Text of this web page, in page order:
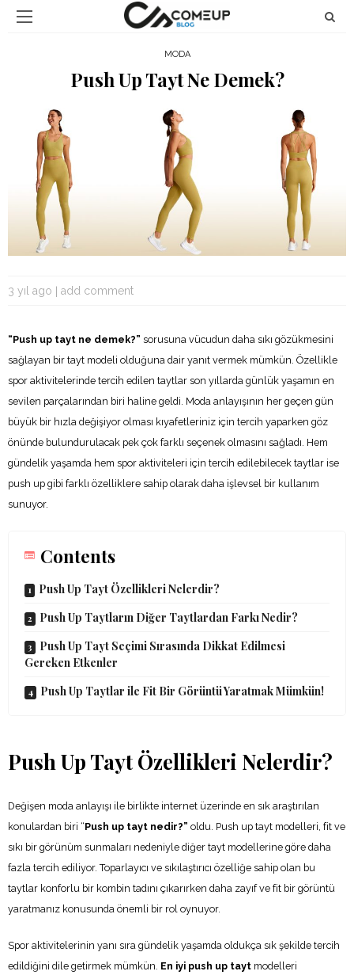
MODA
Push Up Tayt Ne Demek?
3 yıl ago add comment
“Push up tayt ne demek?” sorusuna vücudun daha sıkı gözükmesini
sağlayan bir tayt modeli olduğuna dair yanıt vermek mümkün. Özellikle
spor aktivitelerinde tercih edilen taytlar son yıllarda günlük yaşamın en
sevilen parçalarından biri haline geldi. Moda anlayışının her geçen gün
büyük bir hızla değişiyor olması kıyafetleriniz için tercih yaparken göz
önünde bulundurulacak pek çok farklı seçenek olmasını sağladı. Hem
gündelik yaşamda hem spor aktiviteleri için tercih edilebilecek taytlar ise
push up gibi farklı özelliklere sahip olarak daha işlevsel bir kullanım
sunuyor.
Contents
Push Up Tayt Özellikleri Nelerdir?
Push Up Taytların Diğer Taytlardan Farkı Nedir?
Push Up Tayt Seçimi Sırasında Dikkat Edilmesi
Gereken Etkenler
Push Up Taytlar ile Fit Bir Görüntü Yaratmak Mümkün!
Push Up Tayt Özellikleri Nelerdir?
Değişen moda anlayışı ile birlikte internet üzerinde en sık araştırılan
konulardan biri “Push up tayt nedir?” oldu. Push up tayt modelleri, fit ve
sıkı bir görünüm sunmaları nedeniyle diğer tayt modellerine göre daha
fazla tercih ediliyor. Toparlayıcı ve sıkılaştırıcı özelliğe sahip olan bu
taytlar konforlu bir kombin tadını çıkarırken daha zayıf ve fit bir görüntü
yaratmanız konusunda önemli bir rol oynuyor.
Spor aktivitelerinin yanı sıra gündelik yaşamda oldukça sık şekilde tercih
edildiğini dile getirmek mümkün. En iyi push up tayt modelleri